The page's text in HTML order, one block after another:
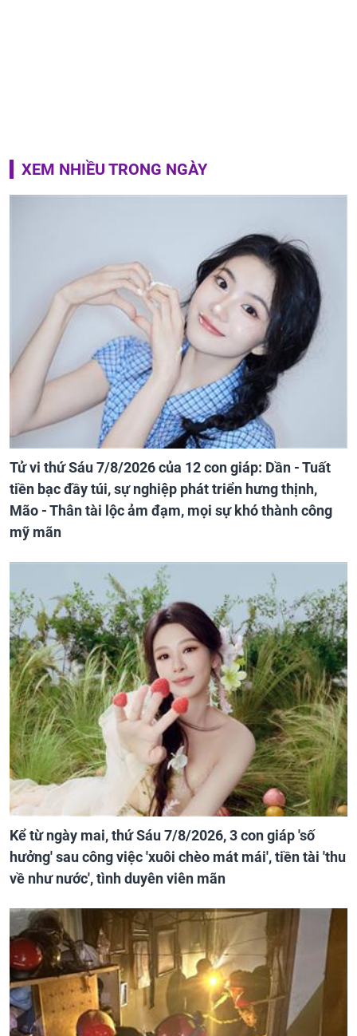
XEM NHIỀU TRONG NGÀY
Tử vi thứ Sáu 7/8/2026 của 12 con giáp: Dần - Tuất
tiền bạc đầy túi, sự nghiệp phát triển hưng thịnh,
Mão - Thân tài lộc ảm đạm, mọi sự khó thành công
mỹ mãn
Kể từ ngày mai, thứ Sáu 7/8/2026, 3 con giáp 'số
hưởng' sau công việc 'xuôi chèo mát mái', tiền tài 'thu
về như nước', tình duyên viên mãn